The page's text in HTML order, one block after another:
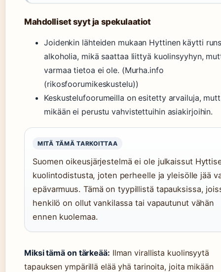
Mahdolliset syyt ja spekulaatiot
Joidenkin lähteiden mukaan Hyttinen käytti
alkoholia, mikä saattaa liittyä kuolinsyyhyn,
varmaa tietoa ei ole. (Murha.info
(rikosfoorumikeskustelu))
Keskustelufoorumeilla on esitetty arvailuja,
mikään ei perustu vahvistettuihin asiakirjoihin.
MITÄ TÄMÄ TARKOITTAA
Suomen oikeusjärjestelmä ei ole julkaissut
kuolintodistusta, joten perheelle ja yleisölle jää
epävarmuus. Tämä on tyypillistä tapauksissa,
henkilö on ollut vankilassa tai vapautunut vähän
ennen kuolemaa.
Miksi tämä on tärkeää: Ilman virallista kuolinsyytä
tapauksen ympärillä elää yhä tarinoita, joita mikään